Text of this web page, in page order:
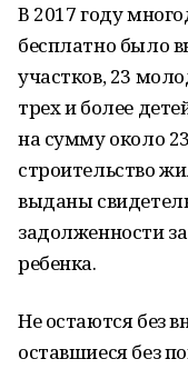
В 2017 году
бесплатно было
участков, 23
трех и более
на сумму около
строительство
выданы
задолженности
ребенка.
Не остаются без
оставшиеся без